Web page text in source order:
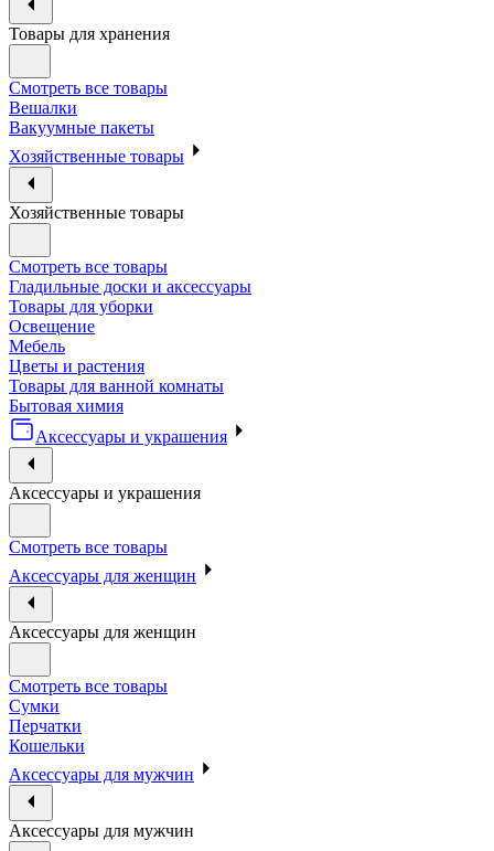
Товары для хранения
Смотреть все товары
Вешалки
Вакуумные пакеты
Хозяйственные товары
Хозяйственные товары
Смотреть все товары
Гладильные доски и аксессуары
Товары для уборки
Освещение
Мебель
Цветы и растения
Товары для ванной комнаты
Бытовая химия
Аксессуары и украшения
Аксессуары и украшения
Смотреть все товары
Аксессуары для женщин
Аксессуары для женщин
Смотреть все товары
Сумки
Перчатки
Кошельки
Аксессуары для мужчин
Аксессуары для мужчин